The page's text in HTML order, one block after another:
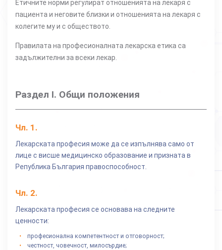
Етичните норми регулират отношенията на лекаря с
пациента и неговите близки и отношенията на лекаря с
колегите му и с обществото.
Правилата на професионалната лекарска етика са
задължителни за всеки лекар.
Раздел I. Общи положения
Чл. 1 .
Лекарската професия може да се изпълнява само от
лице с висше медицинско образование и призната в
Република България правоспособност.
Чл. 2.
Лекарската професия се основава на следните
ценности:
професионална компетентност и отговорност;
честност, човечност, милосърдие;